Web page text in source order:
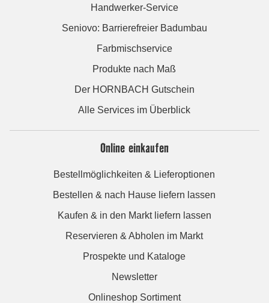
Handwerker-Service
Seniovo: Barrierefreier Badumbau
Farbmischservice
Produkte nach Maß
Der HORNBACH Gutschein
Alle Services im Überblick
Online einkaufen
Bestellmöglichkeiten & Lieferoptionen
Bestellen & nach Hause liefern lassen
Kaufen & in den Markt liefern lassen
Reservieren & Abholen im Markt
Prospekte und Kataloge
Newsletter
Onlineshop Sortiment